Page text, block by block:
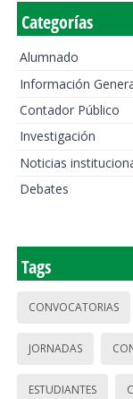
Categorías
Alumnado
Información
Contador Público
Investigación
Noticias
Debates
Tags
CONVOCATORIAS
JORNADAS
ESTUDIANTES